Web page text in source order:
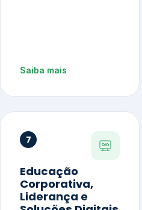
Saiba mais
7
Educação
Corporativa,
Liderança e